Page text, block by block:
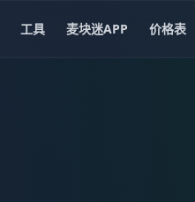
工具 麦块迷APP 价格表